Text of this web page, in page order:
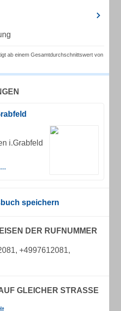
ab einem Gesamtdurchschnittswert von
i.Grabfeld
speichern
DER RUFNUMMER
+4997612081,
GLEICHER STRASSE